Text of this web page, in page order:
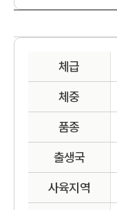
체급
체중
품종
출생국
사육지역